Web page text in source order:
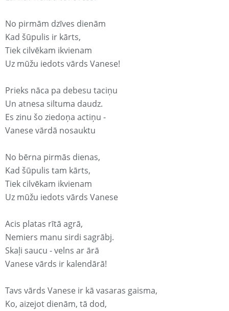
No pirmām dzīves dienām
Kad šūpulis ir kārts,
Tiek cilvēkam ikvienam
Uz mūžu iedots vārds Vanese!
Prieks nāca pa debesu taciņu
Un atnesa siltuma daudz.
Es zinu šo ziedoņa actiņu -
Vanese vārdā nosauktu
No bērna pirmās dienas,
Kad šūpulis tam kārts,
Tiek cilvēkam ikvienam
Uz mūžu iedots vārds Vanese
Acis platas rītā agrā,
Nemiers manu sirdi sagrābj.
Skaļi saucu - velns ar ārā
Vanese vārds ir kalendārā!
Tavs vārds Vanese ir kā vasaras gaisma,
Ko, aizejot dienām, tā dod,